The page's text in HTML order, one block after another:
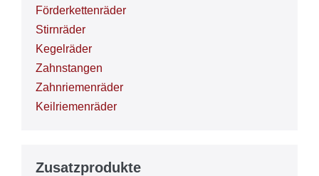
Förderkettenräder
Stirnräder
Kegelräder
Zahnstangen
Zahnriemenräder
Keilriemenräder
Zusatzprodukte